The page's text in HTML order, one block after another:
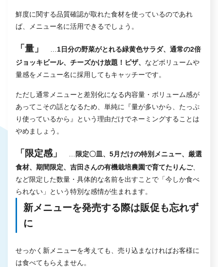
鮮度に関する品質確認が取れた食材を使っているのであれ
ば、メニュー名に活用できるでしょう。
「量」
1日分の野菜がとれる緑黄色サラダ、通常の2倍
ジョッキビール、チーズかけ放題！ピザ、 などボリュームや
量感をメニュー名に採用してもキャッチーです。
ただし通常メニューと差別化になる内容量・ボリューム感が
あってこその話となるため、単純に『量が多いから、たっぷ
り使っているから』という理由だけでネーミングすることは
やめましょう。
「限定感」
限定〇皿、5月だけの特別メニュー、厳選
食材、期間限定、吉田さんの有機栽培農園で育てたりんご、
など限定した数量・具体的な名前を出すことで「今しか食べ
られない」という特別な感情が生まれます。
新メニューを発売する際は販促も忘れず
に
せっかく新メニューを考えても、売り込まなければお客様に
は食べてもらえません。